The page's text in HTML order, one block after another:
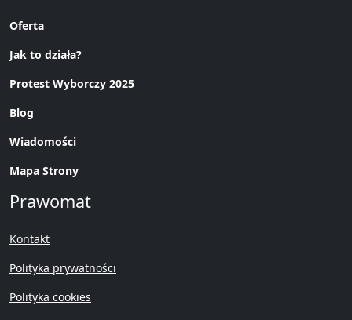
Oferta
Jak to działa?
Protest Wyborczy 2025
Blog
Wiadomości
Mapa Strony
Prawomat
Kontakt
Polityka prywatności
Polityka cookies